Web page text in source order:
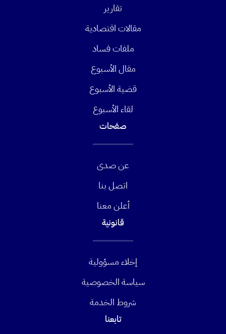
تقارير
مقالات اقتصادية
ملفات فساد
مقال الأسبوع
قضية الأسبوع
لقاء الأسبوع
صفحات
عن صدى
اتصل بنا
أعلن معنا
قانونية
إخلاء مسؤولية
سياسة الخصوصية
شروط الخدمة
تابعنا